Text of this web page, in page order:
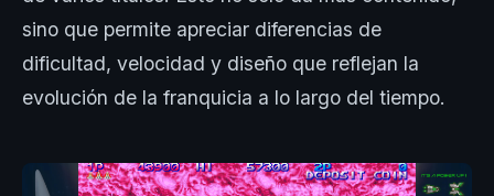
sino que permite apreciar diferencias de
dificultad, velocidad y diseño que reflejan la
evolución de la franquicia a lo largo del tiempo.